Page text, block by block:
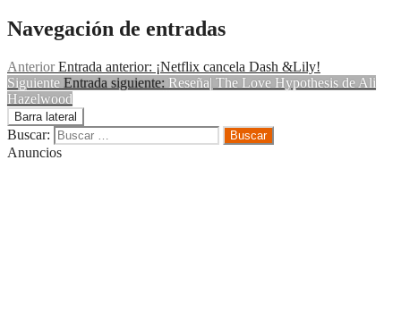
Navegación de entradas
Anterior Entrada anterior: ¡Netflix cancela Dash &Lily!
Siguiente Entrada siguiente: Reseña| The Love Hypothesis de Ali
Hazelwood
Barra lateral
Buscar:
Anuncios